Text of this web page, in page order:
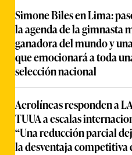
Simone Biles en Lima:
la agenda de la gimnasta
ganadora del mundo y
que emocionará a toda
selección nacional
Aerolíneas responden a
TUUA a escalas
“Una reducción parcial
la desventaja competitiva